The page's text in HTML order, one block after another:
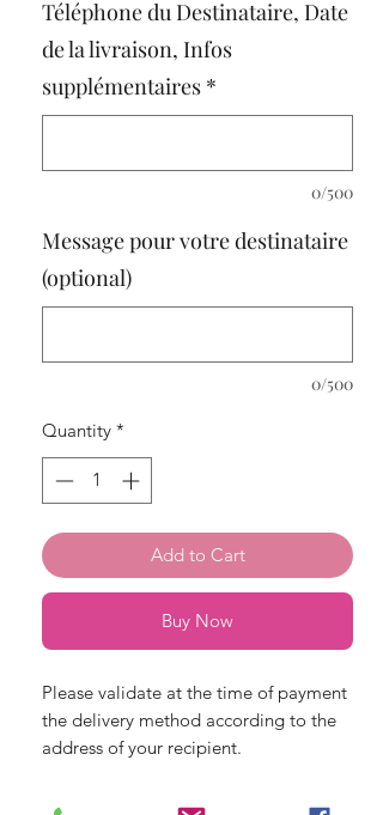
Téléphone du Destinataire, Date
de la livraison, Infos
supplémentaires *
0/500
Message pour votre destinataire
(optional)
0/500
Quantity *
Add to Cart
Buy Now
Please validate at the time of payment
the delivery method according to the
address of your recipient.